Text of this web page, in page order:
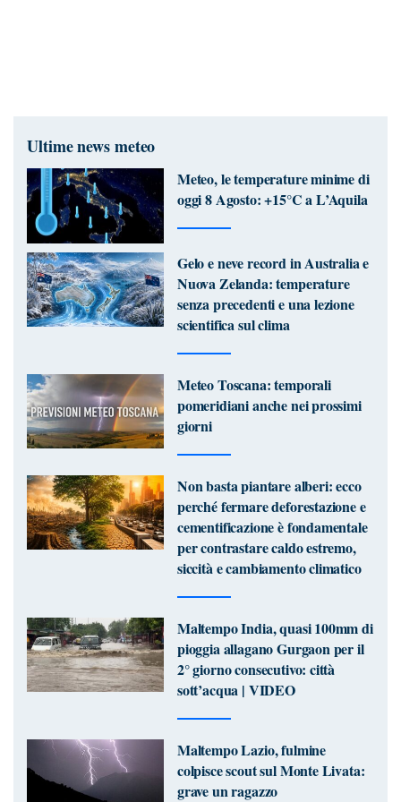
Ultime news meteo
Meteo, le temperature minime di
oggi 8 Agosto: +15°C a L’Aquila
Gelo e neve record in Australia e
Nuova Zelanda: temperature
senza precedenti e una lezione
scientifica sul clima
Meteo Toscana: temporali
pomeridiani anche nei prossimi
giorni
Non basta piantare alberi: ecco
perché fermare deforestazione e
cementificazione è fondamentale
per contrastare caldo estremo,
siccità e cambiamento climatico
Maltempo India, quasi 100mm di
pioggia allagano Gurgaon per il
2° giorno consecutivo: città
sott’acqua | VIDEO
Maltempo Lazio, fulmine
colpisce scout sul Monte Livata:
grave un ragazzo